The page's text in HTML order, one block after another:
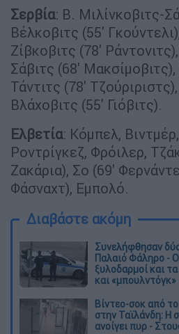
Σερβία: Β. Μιλίνκοβιτς-
Βέλκοβιτς (55'
Ζίβκοβιτς (78'
Σάβιτς (68'
Τάντιτς (78'
Βλάχοβιτς (55' Γιόβιτς).
Ελβετία: Κόμπελ,
Ροντρίγκεζ, Φρόιλερ,
Ζακάρια), Σο (69'
Φάσναχτ), Εμπολό.
Διαβάστε ακόμη
Συνελήφθησαν
Παλαιό Φάληρο -
ξυλοδαρμοί και
και «μπουλντόγκ»
Βίντεο-σοκ από
στην Ταϊλάνδη: Η
ανοίγει πυρ -